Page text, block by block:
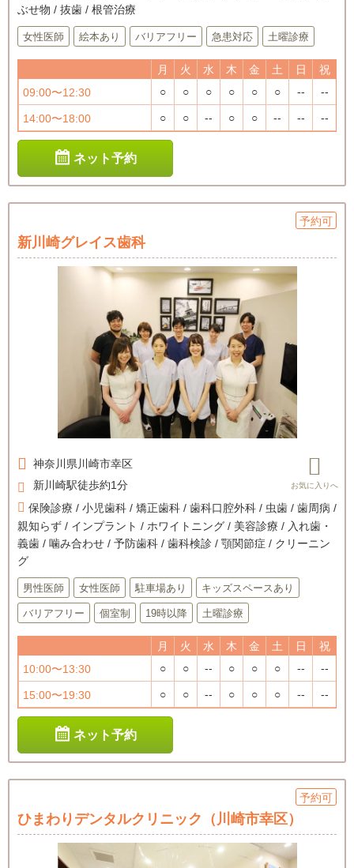
ぶせ物 / 抜歯 / 根管治療
女性医師 絵本あり バリアフリー 急患対応 土曜診療
月 火 水 木 金 土 日
祝
09:00〜12:30
○ ○ ○ ○ ○ ○ -- --
14:00〜18:00 ○ ○ -- ○ ○ -- -- --
ネット予約
予約可
新川崎グレイス歯科
神奈川県 川崎市幸区
新川崎駅徒歩約1分
保険診療 / 小児歯科 / 矯正歯科 / 歯科口腔外科 / 虫歯 / 歯周病 /
親知らず / インプラント / ホワイトニング / 美容診療 / 入れ歯・
義歯 / 噛み合わせ / 予防歯科 / 歯科検診 / 顎関節症 / クリーニン
グ
男性医師 女性医師 駐車場あり キッズスペースあり
バリアフリー 個室制 19時以降 土曜診療
月 火 水 木 金 土 日
祝
10:00〜13:30
○ ○ -- ○ ○ ○ -- --
15:00〜19:30 ○ ○ -- ○ ○ ○ -- --
ネット予約
予約可
ひまわりデンタルクリニック（川崎市幸区）